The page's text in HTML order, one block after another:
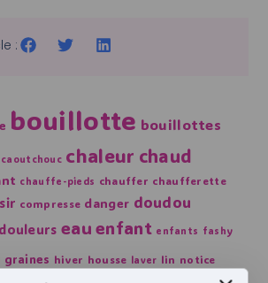
:
bouillotte bouillottes
caoutchouc chaleur chaud
chauffe-pieds chauffer chaufferette
compresse danger doudou
douleurs eau enfant enfants fashy
graines hiver housse laver lin notice